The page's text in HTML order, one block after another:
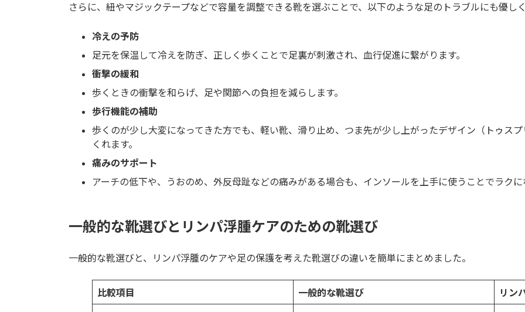
さらに、紐やマジックテープなどで容量を調整できる靴を選ぶことで、以下のような足のトラブルにも優し
冷えの予防
足元を保温して冷えを防ぎ、正しく歩くことで足裏が刺激され、血行促進に繋がります。
衝撃の緩和
歩くときの衝撃を和らげ、足や関節への負担を減らします。
歩行機能の補助
歩くのが少し大変になってきた方でも、軽い靴、滑り止め、つま先が少し上がったデザイン（トゥス
くれます。
痛みのサポート
アーチの低下や、うおのめ、外反母趾などの痛みがある場合も、インソールを上手に使うことでラクに
一般的な靴選びとリンパ浮腫ケアのための靴選び
一般的な靴選びと、リンパ浮腫のケアや足の保護を考えた靴選びの違いを簡単にまとめました。
比較項目 一般的な靴選び リン